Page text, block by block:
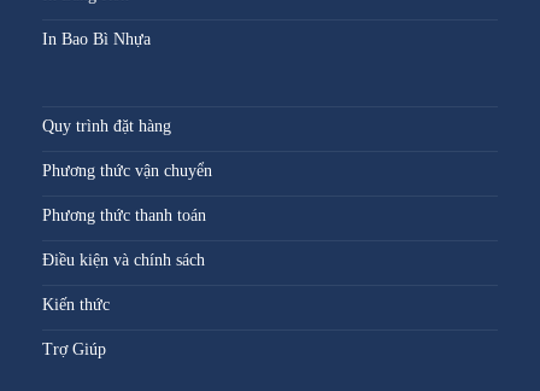
In Bao Bì Nhựa
Quy trình đặt hàng
Phương thức vận chuyển
Phương thức thanh toán
Điều kiện và chính sách
Kiến thức
Trợ Giúp